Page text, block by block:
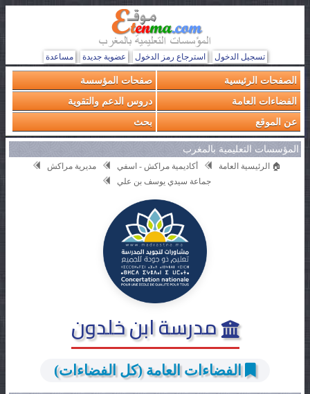
تسجيل الدخول استرجاع رمز الدخول عضوية جديدة مساعدة
الصفحات الرئيسية
صفحات المؤسسة
الفضاءات العامة
دروس الدعم والتقوية
عن الموقع
بحث
المؤسسات التعليمية بالمغرب
🏠 الرئيسية العامة أكاديمية مراكش - اسفي
مديرية مراكش
جماعة سيدي يوسف بن علي
مدرسة ابن خلدون
الفضاءات العامة (كل الفضاءات)